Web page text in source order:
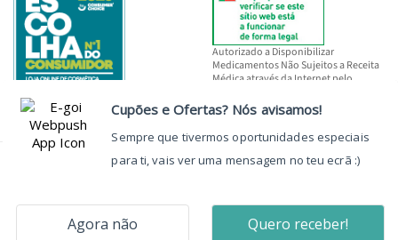
Autorizado a Disponibilizar
Medicamentos Não Sujeitos a Receita
Médica através da Internet pelo